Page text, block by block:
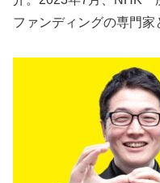
ファンディングの専門家